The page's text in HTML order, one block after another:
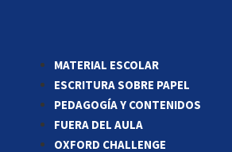
MATERIAL ESCOLAR
ESCRITURA SOBRE PAPEL
PEDAGOGÍA Y CONTENIDOS
FUERA DEL AULA
OXFORD CHALLENGE